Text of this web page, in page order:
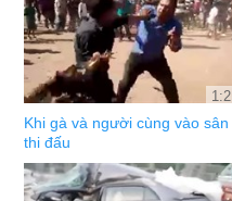
1:2
Khi gà và người cùng vào sân
thi đấu